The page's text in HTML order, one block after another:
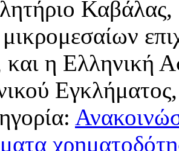
μικρομεσαίων
η Ελληνική
Εγκλήματος,